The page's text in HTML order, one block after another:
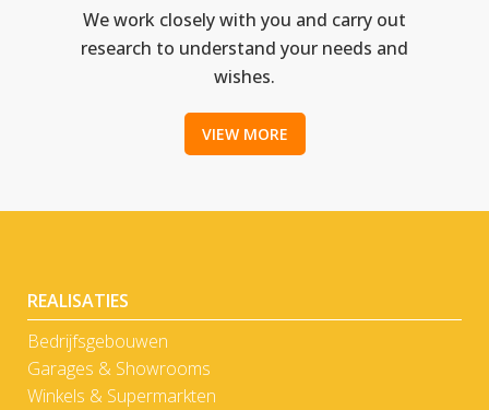
We work closely with you and carry out
research to understand your needs and
wishes.
VIEW MORE
REALISATIES
Bedrijfsgebouwen
Garages & Showrooms
Winkels & Supermarkten